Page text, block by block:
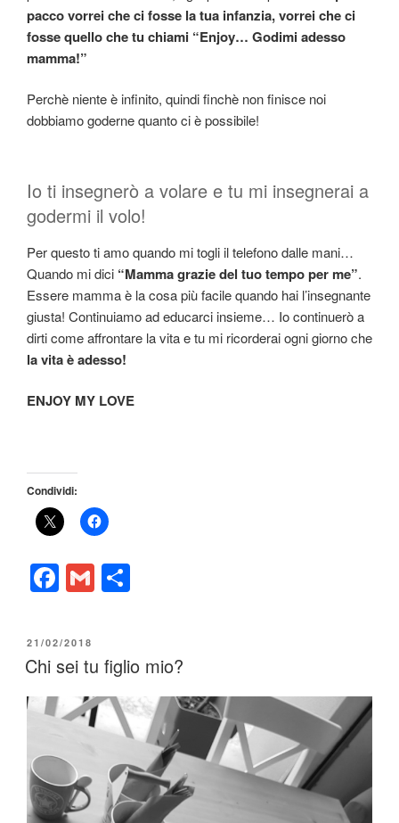
pacco vorrei che ci fosse la tua infanzia, vorrei che ci
fosse quello che tu chiami “Enjoy… Godimi adesso
mamma!”
Perchè niente è infinito, quindi finchè non finisce noi
dobbiamo goderne quanto ci è possibile!
Io ti insegnerò a volare e tu mi insegnerai a
godermi il volo!
Per questo ti amo quando mi togli il telefono dalle mani…
Quando mi dici “Mamma grazie del tuo tempo per me”.
Essere mamma è la cosa più facile quando hai l’insegnante
giusta! Continuiamo ad educarci insieme… Io continuerò a
dirti come affrontare la vita e tu mi ricorderai ogni giorno che
la vita è adesso!
ENJOY MY LOVE
Condividi:
F
c
e
b
o
o
k
G
di
vi
di
PUBBLICATO
IL
21/02/2018
Chi sei tu figlio mio?